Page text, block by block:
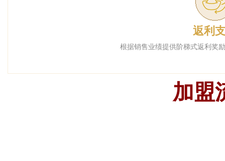
返利
根据销售业绩提供阶梯式返利奖
加盟